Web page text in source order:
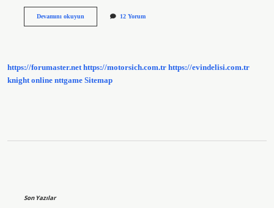
Devamını okuyunYürütülebilirlik12 Yorum
https://forumaster.net https://motorsich.com.tr https://evindelisi.com.tr
knight online nttgame Sitemap
Son Yazılar